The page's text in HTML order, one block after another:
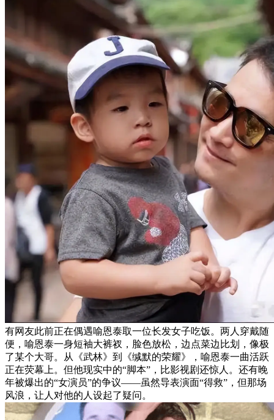
有网友此前正在偶遇喻恩泰取一位长发女子吃饭。两人穿戴随
便，喻恩泰一身短袖大裤衩，脸色放松，边点菜边比划，像极
了某个大哥。从《武林》到《缄默的荣耀》，喻恩泰一曲活跃
正在荧幕上。但他现实中的“脚本”，比影视剧还惊人。还有晚
年被爆出的“女演员”的争议——虽然导表演面“得救”，但那场
风浪，让人对他的人设起了疑问。